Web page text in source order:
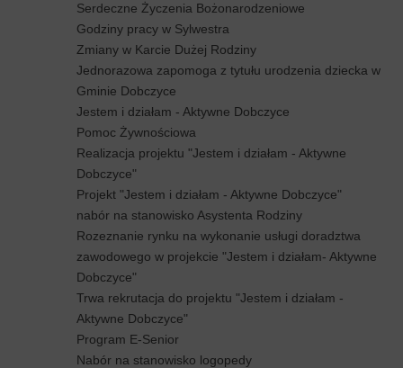
Serdeczne Życzenia Bożonarodzeniowe
Godziny pracy w Sylwestra
Zmiany w Karcie Dużej Rodziny
Jednorazowa zapomoga z tytułu urodzenia dziecka w
Gminie Dobczyce
Jestem i działam - Aktywne Dobczyce
Pomoc Żywnościowa
Realizacja projektu "Jestem i działam - Aktywne
Dobczyce"
Projekt "Jestem i działam - Aktywne Dobczyce"
nabór na stanowisko Asystenta Rodziny
Rozeznanie rynku na wykonanie usługi doradztwa
zawodowego w projekcie "Jestem i działam- Aktywne
Dobczyce"
Trwa rekrutacja do projektu "Jestem i działam -
Aktywne Dobczyce"
Program E-Senior
Nabór na stanowisko logopedy